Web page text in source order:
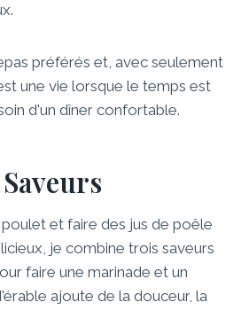
préférés et, avec seulement
une vie lorsque le temps est
d'un dîner confortable.
et faire des jus de poêle
je combine trois saveurs
faire une marinade et un
ajoute de la douceur, la